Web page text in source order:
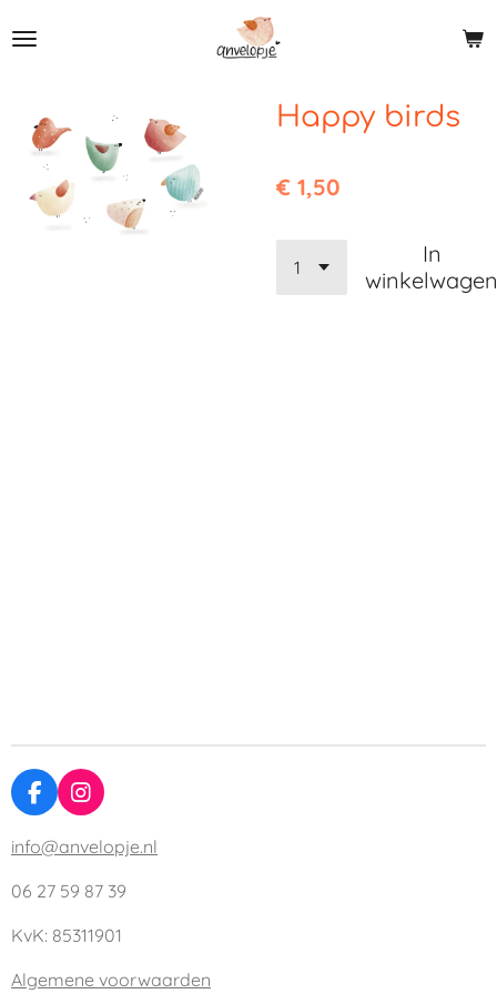
direct
hoofdinhoud
Happy birds
€ 1,50
In
winkelwagen
F
a
c
b
o
k
I
n
s
a
r
a
info@anvelopje.nl
06 27 59 87 39
KvK: 85311901
Algemene voorwaarden